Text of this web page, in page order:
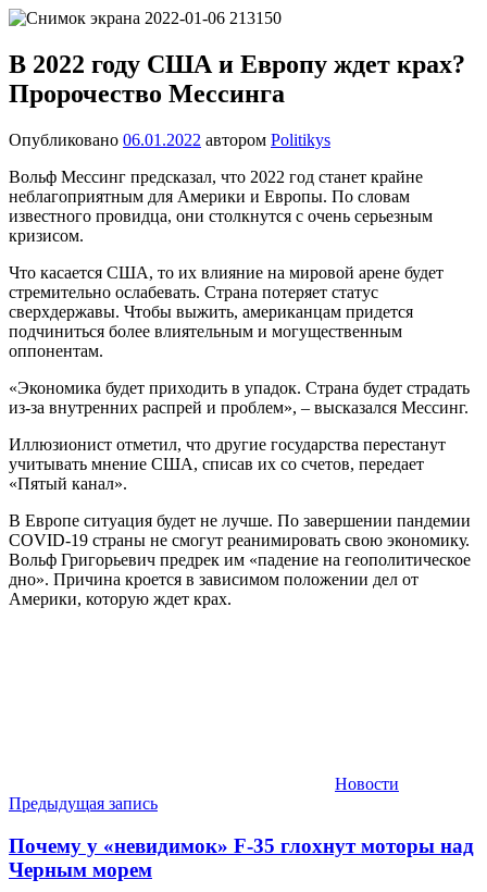
Перейти
содержимому
один
сайт
WordPress
В 2022 году США и Европу ждет крах?
Пророчество Мессинга
Опубликовано 06.01.2022 автором Politikys
Вольф Мессинг предсказал, что 2022 год станет крайне
неблагоприятным для Америки и Европы. По словам
известного провидца, они столкнутся с очень серьезным
кризисом.
Что касается США, то их влияние на мировой арене будет
стремительно ослабевать. Страна потеряет статус
сверхдержавы. Чтобы выжить, американцам придется
подчиниться более влиятельным и могущественным
оппонентам.
«Экономика будет приходить в упадок. Страна будет страдать
из-за внутренних распрей и проблем», – высказался Мессинг.
Иллюзионист отметил, что другие государства перестанут
учитывать мнение США, списав их со счетов, передает
«Пятый канал».
В Европе ситуация будет не лучше. По завершении пандемии
COVID-19 страны не смогут реанимировать свою экономику.
Вольф Григорьевич предрек им «падение на геополитическое
дно». Причина кроется в зависимом положении дел от
Америки, которую ждет крах.
Новости
Навигация
по
записям
Предыдущая запись
Почему у «невидимок» F-35 глохнут моторы над
Черным морем